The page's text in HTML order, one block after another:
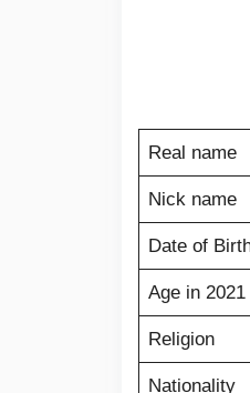
Real name
Nick name
Date of
Age in 2021
Religion
Nationality